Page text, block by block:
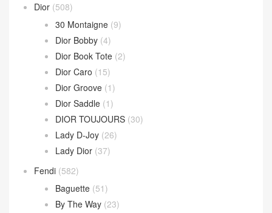
Dior (508)
30 Montaigne (9)
Dior Bobby (4)
Dior Book Tote (2)
Dior Caro (15)
Dior Groove (1)
Dior Saddle (1)
DIOR TOUJOURS (30)
Lady D-Joy (26)
Lady Dior (37)
Fendi (582)
Baguette (51)
By The Way (23)